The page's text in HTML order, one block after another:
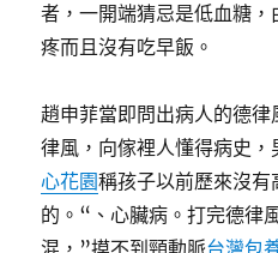
者，一開端猜忌是低血糖
疼而且沒有吃早飯。
趙申菲當即問出病人的德律
律風，向傢裡人懂得病史
心花園稱孩子以前歷來沒
的。“、心臟病。打完德律
混，”摸不到頸動脈台灣包